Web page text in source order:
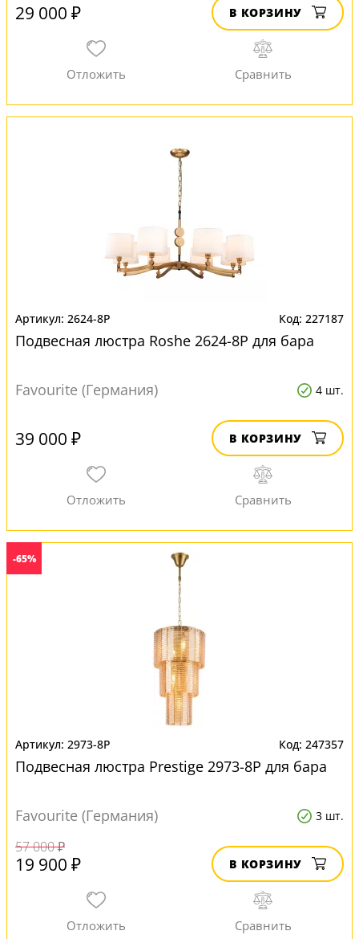
29 000 ₽ В КОРЗИНУ
2624-8P 227187
Подвесная люстра Roshe 2624-8P для бара
Favourite (Германия) 4 шт.
39 000 ₽ В КОРЗИНУ
-65%
2973-8P 247357
Подвесная люстра Prestige 2973-8P для бара
Favourite (Германия) 3 шт.
57 000 ₽
19 900 ₽ В КОРЗИНУ